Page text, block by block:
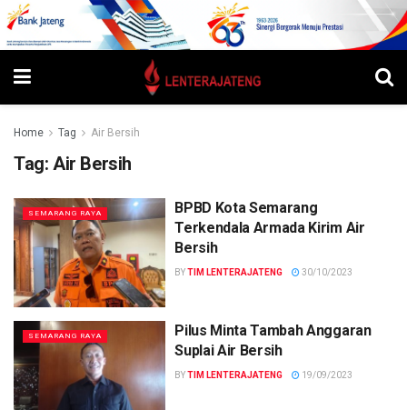
Home Tag Air Bersih
Tag: Air Bersih
SEMARANG RAYA
BPBD Kota Semarang
Terkendala Armada Kirim Air
Bersih
BYTIM LENTERAJATENG 30/10/2023
SEMARANG RAYA
Pilus Minta Tambah Anggaran
Suplai Air Bersih
BYTIM LENTERAJATENG 19/09/2023